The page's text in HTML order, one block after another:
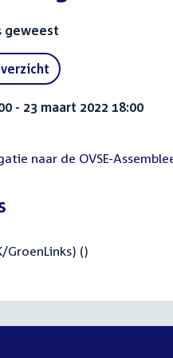
geweest
- 23 maart 2022 18:00
naar de OVSE-
GroenLinks) ()